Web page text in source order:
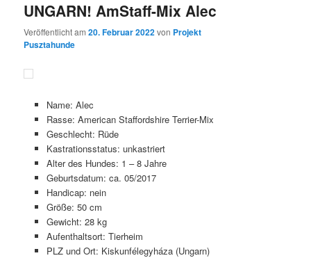
UNGARN! AmStaff-Mix Alec
Veröffentlicht am20. Februar 2022von Projekt
Pusztahunde
Name: Alec
Rasse: American Staffordshire Terrier-Mix
Geschlecht: Rüde
Kastrationsstatus: unkastriert
Alter des Hundes: 1 – 8 Jahre
Geburtsdatum: ca. 05/2017
Handicap: nein
Größe: 50 cm
Gewicht: 28 kg
Aufenthaltsort: Tierheim
PLZ und Ort: Kiskunfélegyháza (Ungarn)